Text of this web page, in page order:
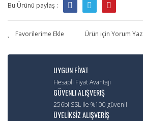
Bu Ürünü paylaş :
Ürün için Yorum Yaz
UYGUN FİYAT
Hesaplı Fiyat Avantajı
GÜVENLI ALIŞVERIŞ
256bi SSL ile %100 güvenli
ÜYELİKSİZ ALIŞVERİŞ